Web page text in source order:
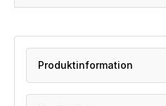
Produktinformation